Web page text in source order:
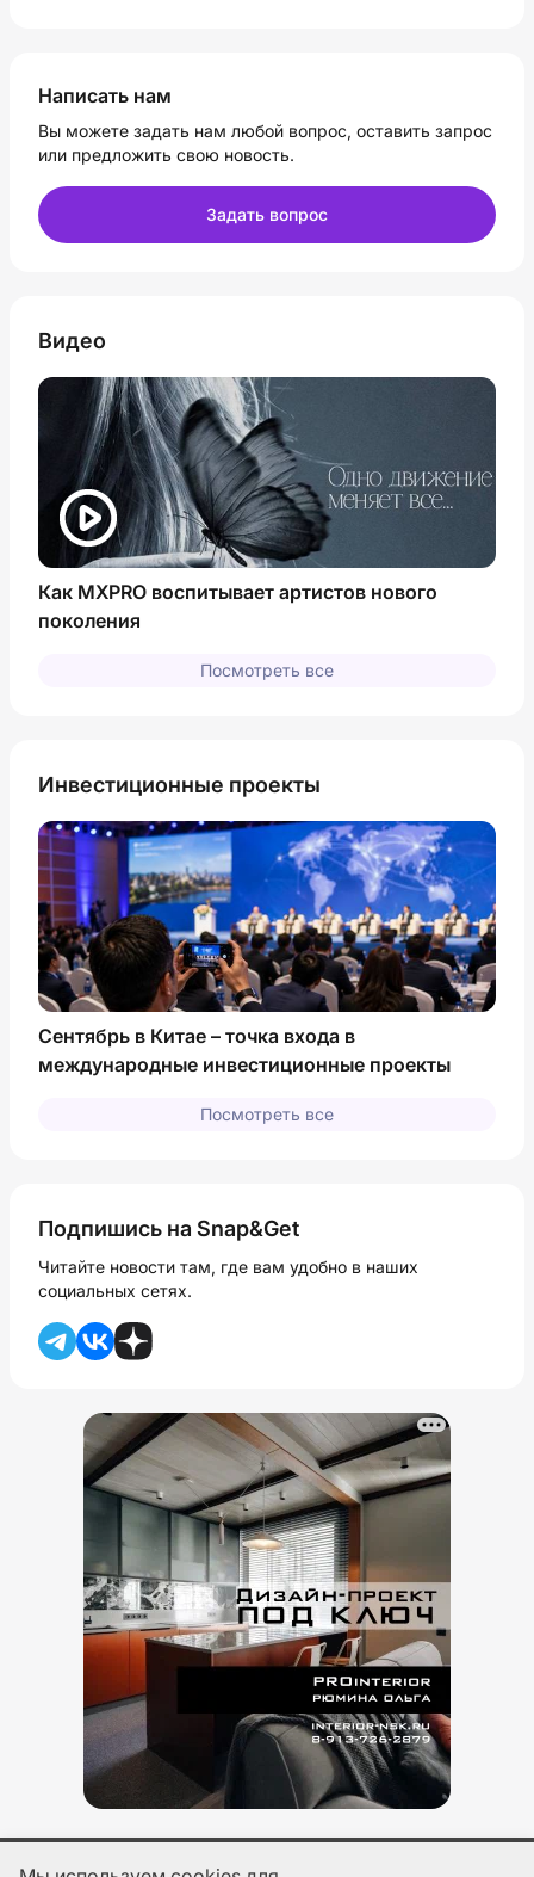
Написать нам
Вы можете задать нам любой вопрос, оставить запрос
или предложить свою новость.
Задать вопрос
Видео
Как MXPRO воспитывает артистов нового
поколения
Посмотреть все
Инвестиционные проекты
Сентябрь в Китае – точка входа в
международные инвестиционные проекты
Посмотреть все
Подпишись на Snap&Get
Читайте новости там, где вам удобно в наших
социальных сетях.